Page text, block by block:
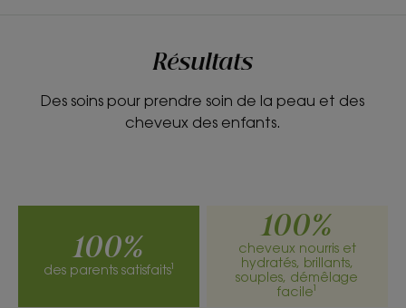
dermatologique, le Shampoing pêche s’utilise en
toute sécurité dès 3 ans et ne pique pas les yeux.
Résultats
Des soins pour prendre soin de la peau et des
cheveux des enfants.
100%
des parents satisfaits¹
100%
cheveux nourris et
hydratés, brillants,
souples, démêlage
facile¹